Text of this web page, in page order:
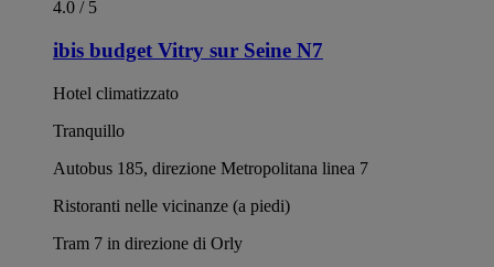
4.0 / 5
ibis budget Vitry sur Seine N7
Hotel climatizzato
Tranquillo
Autobus 185, direzione Metropolitana linea 7
Ristoranti nelle vicinanze (a piedi)
Tram 7 in direzione di Orly